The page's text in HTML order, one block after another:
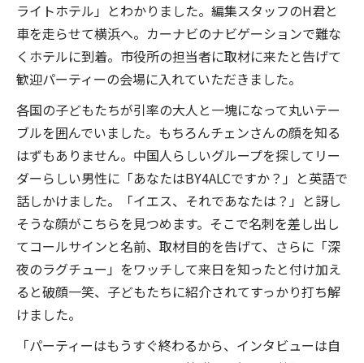
ライトホテル」とわかりました。編集スタッフのH君と
車を走らせて横浜へ。カーナビのナビゲーションで難な
くホテルに到着。市役所の担当者に取材に来たと告げて
歓迎パーティーの会場に入れていただきました。
各国の子どもたちが引率の大人と一塊になって丸いテー
ブルを囲んでいました。もちろんチェンさんの顔を知る
はずもありません。中国人らしいグループを探してリー
ダーらしい男性に「あなたはBY4ALCですか？」と英語で
話しかけました。「イエス、それであなたは？」と訝し
そうな顔がこちらを見つめます。そこで名刺を差し出し
てコールサインと名前、取材目的を告げて、さらに「深
夜のラグチュー」をワッチして来日を知ったと付け加え
ると破顔一笑、子どもたちに紹介されてすっかり打ち解
けました。
「パーティーはもうすぐ終わるから、インタビューは自